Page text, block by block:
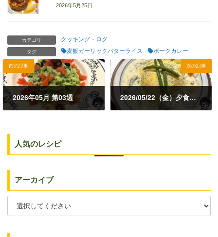
2026年5月25日
カテゴリ クッキング・ログ
タグ 麦飯ガーリックバターライス ポークカレー
前の記事
2026年05月 第03週
次の記事
2026/05/22（金）夕食｜ホワイトソースで食べるオムドライカレー
人気のレシピ
アーカイブ